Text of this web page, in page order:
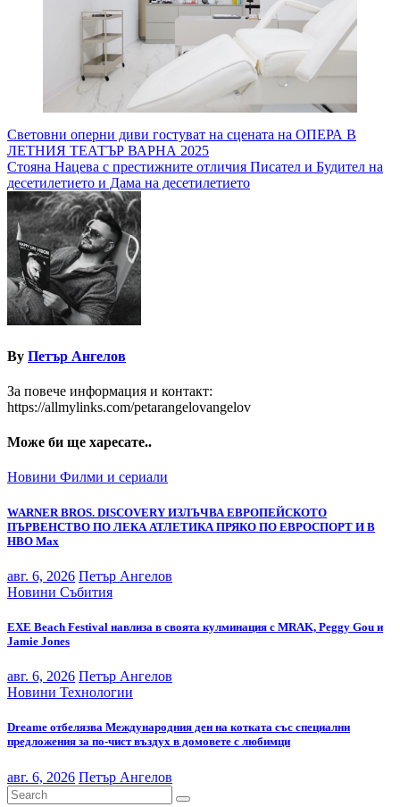
Навигация
Световни оперни диви гостуват на сцената на ОПЕРА В
ЛЕТНИЯ ТЕАТЪР ВАРНА 2025
Стояна Нацева с престижните отличия Писател и Будител на
десетилетието и Дама на десетилетието
By Петър Ангелов
За повече информация и контакт:
https://allmylinks.com/petarangelovangelov
Може би ще харесате..
Новини Филми и сериали
WARNER BROS. DISCOVERY ИЗЛЪЧВА ЕВРОПЕЙСКОТО
ПЪРВЕНСТВО ПО ЛЕКА АТЛЕТИКА ПРЯКО ПО ЕВРОСПОРТ И В
НВО Мах
авг. 6, 2026 Петър Ангелов
Новини Събития
EXE Beach Festival навлиза в своята кулминация с MRAK, Peggy Gou и
Jamie Jones
авг. 6, 2026 Петър Ангелов
Новини Технологии
Dreame отбелязва Международния ден на котката със специални
предложения за по-чист въздух в домовете с любимци
авг. 6, 2026 Петър Ангелов